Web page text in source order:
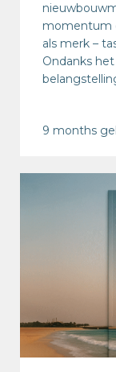
momentum
als merk –
Ondanks
9 months